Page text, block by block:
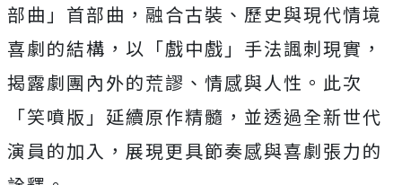
部曲」首部曲，融合古裝、歷史與現代情境
喜劇的結構，以「戲中戲」手法諷刺現實，
揭露劇團內外的荒謬、情感與人性。此次
「笑噴版」延續原作精髓，並透過全新世代
演員的加入，展現更具節奏感與喜劇張力的